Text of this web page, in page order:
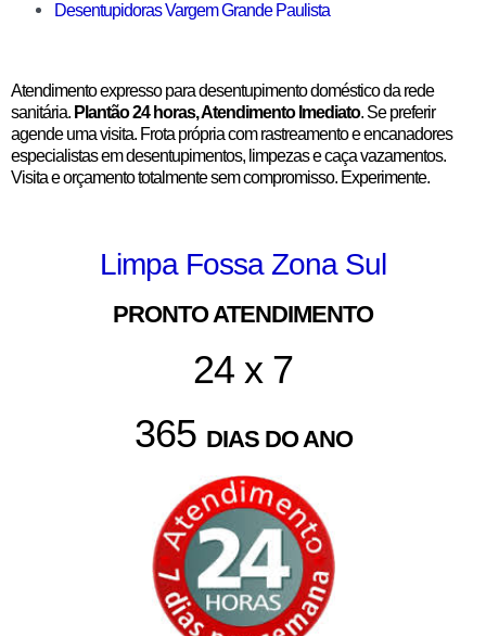
Desentupidoras Vargem Grande Paulista
Atendimento expresso para desentupimento doméstico da rede
sanitária. Plantão 24 horas, Atendimento Imediato. Se preferir
agende uma visita. Frota própria com rastreamento e encanadores
especialistas em desentupimentos, limpezas e caça vazamentos.
Visita e orçamento totalmente sem compromisso. Experimente.
Limpa Fossa Zona Sul
PRONTO ATENDIMENTO
24 x 7
365 DIAS DO ANO